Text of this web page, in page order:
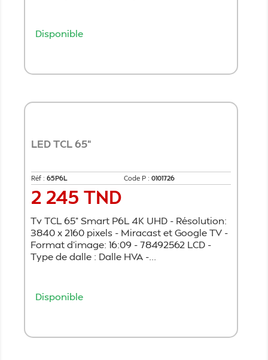
Disponible
LED TCL 65"
Réf : 65P6L Code P : 0101726
Prix
2 245 TND
Tv TCL 65" Smart P6L 4K UHD - Résolution:
3840 x 2160 pixels - Miracast et Google TV -
Format d’image: 16:09 - 78492562 LCD -
Type de dalle : Dalle HVA -...
Disponible